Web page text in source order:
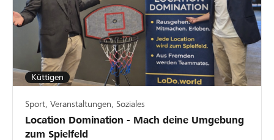
Küttigen
Sport, Veranstaltungen, Soziales
Location Domination - Mach deine Umgebung
zum Spielfeld